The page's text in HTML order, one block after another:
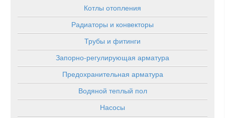
Котлы отопления
Радиаторы и конвекторы
Трубы и фитинги
Запорно-регулирующая арматура
Предохранительная арматура
Водяной теплый пол
Насосы